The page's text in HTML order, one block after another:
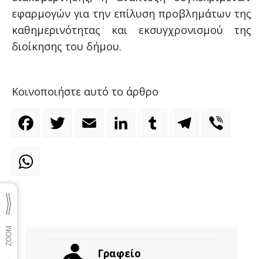
εφαρμογών για την επίλυση προβλημάτων της
καθημερινότητας και εκσυγχρονισμού της
διοίκησης του δήμου.
Κοινοποιήστε αυτό το άρθρο
FacebookTwitter Email LinkedIn Tumblr Telegram
Γραφείο